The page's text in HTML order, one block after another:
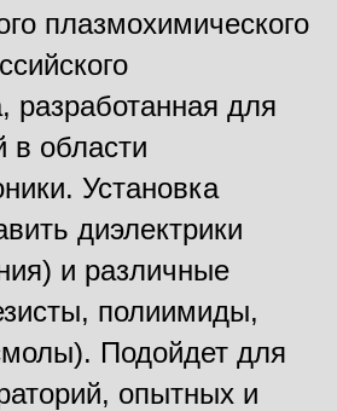
плазмохимического
разработанная для
в области
Установка
диэлектрики
и различные
полиимиды,
Подойдет для
опытных и